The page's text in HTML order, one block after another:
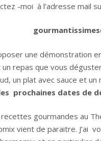
-moi à l’adresse mail
une démonstration
repas que vous
un plat avec sauce et
prochaines dates de
gourmandes au
vient de paraitre. J’ai